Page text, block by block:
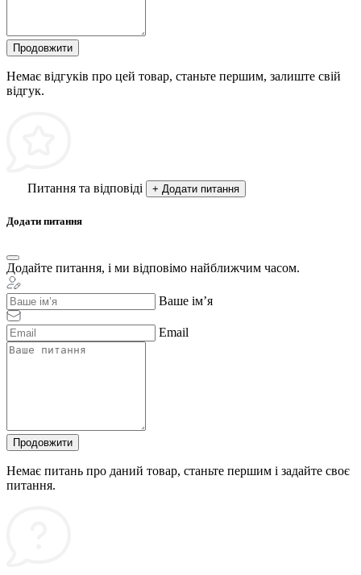
Продовжити
Немає відгуків про цей товар, станьте першим, залиште свій
відгук.
Питання та відповіді + Додати питання
Додати питання
Додайте питання, і ми відповімо найближчим часом.
Ваше ім’я
Email
Продовжити
Немає питань про даний товар, станьте першим і задайте своє
питання.